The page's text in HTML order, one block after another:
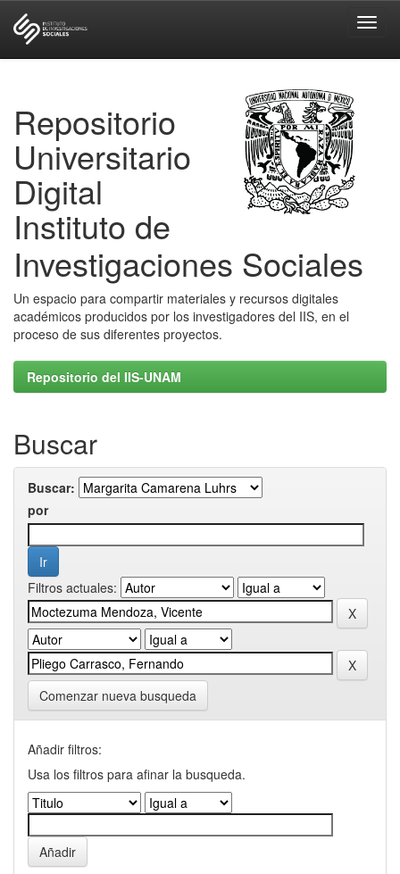
Repositorio
Universitario
Digital
Instituto de
Investigaciones Sociales
Un espacio para compartir materiales y recursos digitales
académicos producidos por los investigadores del IIS, en el
proceso de sus diferentes proyectos.
Repositorio del IIS-UNAM
Buscar
Buscar:
por
Filtros actuales:
Comenzar nueva busqueda
Añadir filtros:
Usa los filtros para afinar la busqueda.